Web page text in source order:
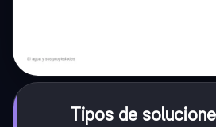
Tipos de